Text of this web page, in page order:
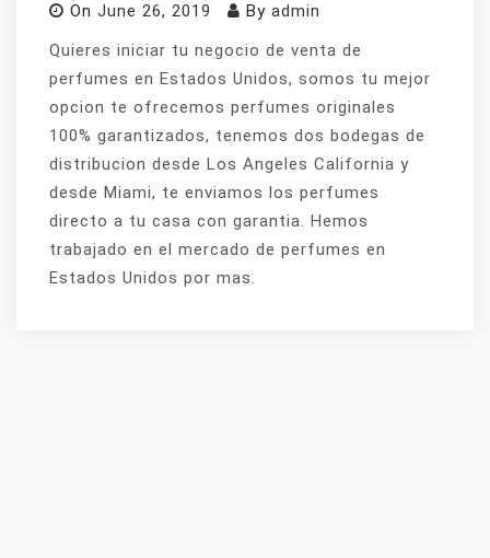
On June 26, 2019 By admin
Quieres iniciar tu negocio de venta de
perfumes en Estados Unidos, somos tu mejor
opcion te ofrecemos perfumes originales
100% garantizados, tenemos dos bodegas de
distribucion desde Los Angeles California y
desde Miami, te enviamos los perfumes
directo a tu casa con garantia. Hemos
trabajado en el mercado de perfumes en
Estados Unidos por mas.